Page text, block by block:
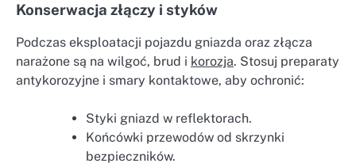
Konserwacja złączy i styków
Podczas eksploatacji pojazdu gniazda oraz złącza
narażone są na wilgoć, brud i korozja. Stosuj preparaty
antykorozyjne i smary kontaktowe, aby ochronić:
Styki gniazd w reflektorach.
Końcówki przewodów od skrzynki
bezpieczników.